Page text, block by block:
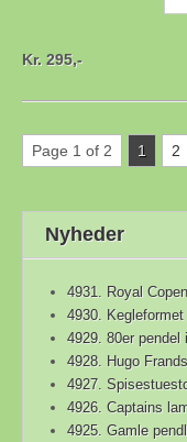
Kr. 295,-
Page 1 of 2 1 2
Nyheder
4931. Royal
4930.
4929. 80er pendel
4928. Hugo
4927.
4926. Captains
4925. Gamle